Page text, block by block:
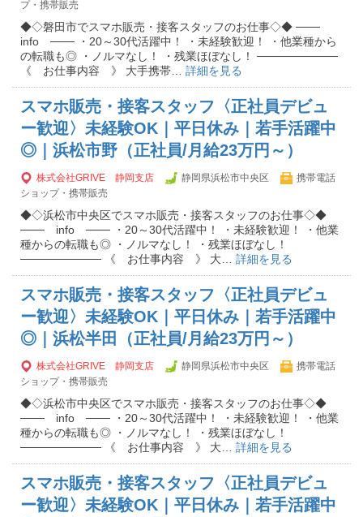
プ・携帯販売
◆◇磐田市でスマホ販売・接客スタッフのお仕事◇◆ ───
info ─── ・20～30代活躍中！ ・未経験歓迎！ ・他業種から
の転職も◎ ・ノルマなし！ ・残業ほぼなし！ ──────────
《 お仕事内容 》 大手携帯… 詳細を見る
スマホ販売・接客スタッフ〈正社員デビュ
ー歓迎〉未経験OK｜平日休み｜若手活躍中
◎｜浜松市野（正社員/月給23万円～）
株式会社GRIVE 静岡支店 静岡県浜松市中央区
携帯電話
ショップ・携帯販売
◆◇浜松市中央区でスマホ販売・接客スタッフのお仕事◇◆
─── info ─── ・20～30代活躍中！ ・未経験歓迎！ ・他業
種からの転職も◎ ・ノルマなし！ ・残業ほぼなし！
────────── 《 お仕事内容 》 大… 詳細を見る
スマホ販売・接客スタッフ〈正社員デビュ
ー歓迎〉未経験OK｜平日休み｜若手活躍中
◎｜浜松半田（正社員/月給23万円～）
株式会社GRIVE 静岡支店 静岡県浜松市中央区
携帯電話
ショップ・携帯販売
◆◇浜松市中央区でスマホ販売・接客スタッフのお仕事◇◆
─── info ─── ・20～30代活躍中！ ・未経験歓迎！ ・他業
種からの転職も◎ ・ノルマなし！ ・残業ほぼなし！
────────── 《 お仕事内容 》 大… 詳細を見る
スマホ販売・接客スタッフ〈正社員デビュ
ー歓迎〉未経験OK｜平日休み｜若手活躍中